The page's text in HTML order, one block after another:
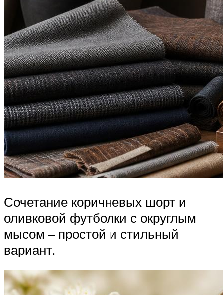
Сочетание коричневых шорт и
оливковой футболки с округлым
мысом – простой и стильный
вариант.